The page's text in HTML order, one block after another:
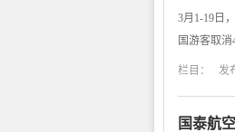
3月1-19日
国游客取消
栏目： 发
国泰航